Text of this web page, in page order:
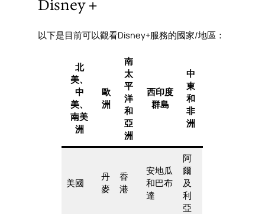
Disney＋
以下是目前可以觀看Disney+服務的國家/地區：
北
美、
中
美、
南美
洲
歐
洲
南
太
平
洋
和
亞
洲
西印度
群島
中
東
和
非
洲
美國
丹
麥
香
港
安地瓜
和巴布
達
阿
爾
及
利
亞